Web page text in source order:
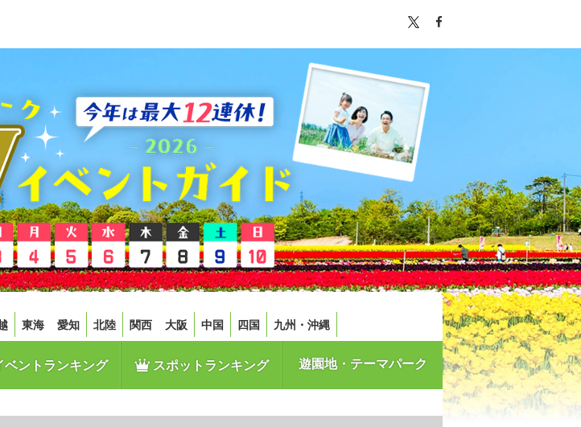
東海 愛知 北陸 関西 大阪 中国 四国 九州・沖縄
ントランキング スポットランキング 遊園地・テーマパーク